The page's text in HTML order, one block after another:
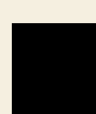
entrada